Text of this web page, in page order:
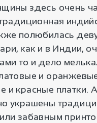
здесь очень
полюбилась
как и в Индии,
то и дело
и
и красные платки.
украшены
забавным